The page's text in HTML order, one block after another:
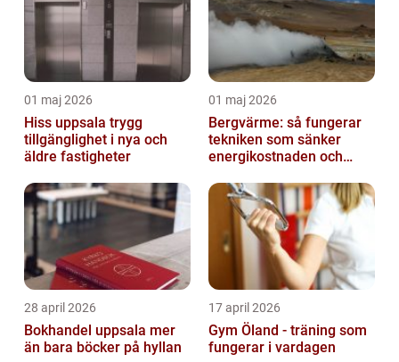
01 maj 2026
Hiss uppsala trygg
tillgänglighet i nya och
äldre fastigheter
01 maj 2026
Bergvärme: så fungerar
tekniken som sänker
energikostnaden och
28 april 2026
Bokhandel uppsala mer
än bara böcker på hyllan
17 april 2026
Gym Öland - träning som
fungerar i vardagen